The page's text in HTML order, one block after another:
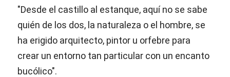
"Desde el castillo al estanque, aquí no se sabe
quién de los dos, la naturaleza o el hombre, se
ha erigido arquitecto, pintor u orfebre para
crear un entorno tan particular con un encanto
bucólico".